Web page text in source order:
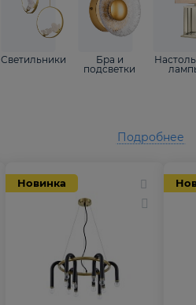
Светильники
Бра и
подсветки
Новинка
Подробнее